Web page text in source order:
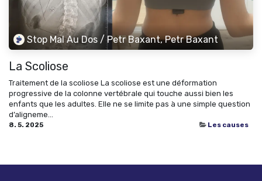
Stop Mal Au Dos / Petr Baxant, Petr Baxant
La Scoliose
Traitement de la scoliose La scoliose est une déformation
progressive de la colonne vertébrale qui touche aussi bien les
enfants que les adultes. Elle ne se limite pas à une simple question
d’aligneme...
8. 5. 2025 Les causes